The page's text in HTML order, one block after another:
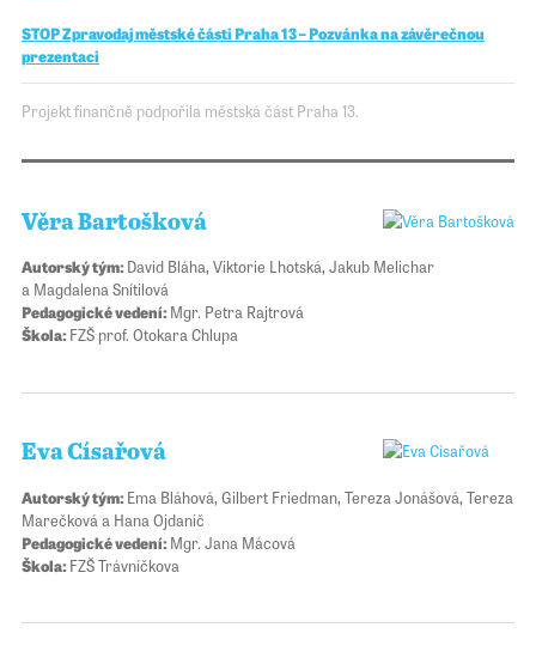
STOP Zpravodaj městské části Praha 13 – Pozvánka na závěrečnou
prezentaci
Projekt finančně podpořila městská část Praha 13.
Věra Bartošková
Autorský tým:David Bláha, Viktorie Lhotská, Jakub Melichar
a Magdalena Snítilová
Pedagogické vedení:Mgr. Petra Rajtrová
Škola:FZŠ prof. Otokara Chlupa
Eva Císařová
Autorský tým:Ema Bláhová, Gilbert Friedman, Tereza Jonášová, Tereza
Marečková a Hana Ojdanič
Pedagogické vedení:Mgr. Jana Mácová
Škola:FZŠ Trávníčkova